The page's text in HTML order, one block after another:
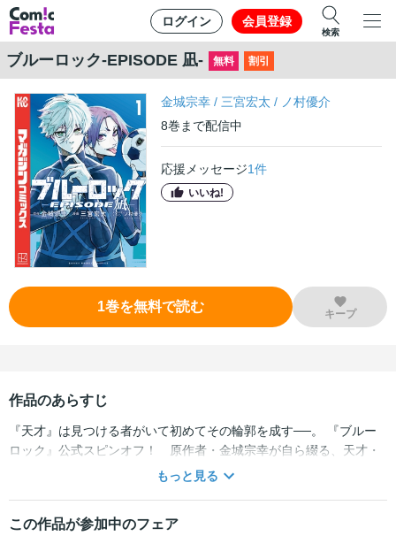
ログイン 会員登録
検索
ブルーロック-EPISODE 凪- 無料 割引
金城宗幸 / 三宮宏太 / ノ村優介
8巻 まで配信中
応援メッセージ1件
いいね!
1巻を無料で読む キープ
作品のあらすじ
『天才』は見つける者がいて初めてその輪郭を成す──。 『ブルー
ロック』公式スピンオフ！ 原作者・金城宗幸が自ら綴る、天才・
凪 誠士郎が主役のもう一つの“青い監獄”物語!! 凪 誠士郎、高校2年
御影玲王がその才能を見つけ出すまでは──。 『ブルーロック』原
もっと見る
この作品が参加中のフェア